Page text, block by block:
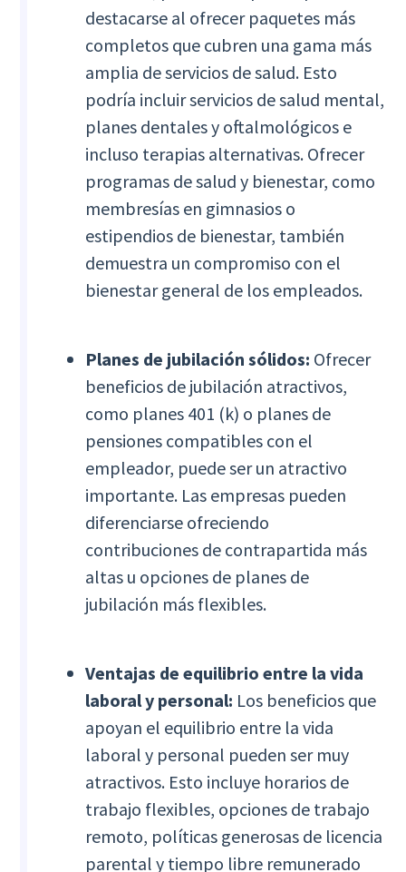
destacarse al ofrecer paquetes más
completos que cubren una gama más
amplia de servicios de salud. Esto
podría incluir servicios de salud mental,
planes dentales y oftalmológicos e
incluso terapias alternativas. Ofrecer
programas de salud y bienestar, como
membresías en gimnasios o
estipendios de bienestar, también
demuestra un compromiso con el
bienestar general de los empleados.
Planes de jubilación sólidos: Ofrecer
beneficios de jubilación atractivos,
como planes 401 (k) o planes de
pensiones compatibles con el
empleador, puede ser un atractivo
importante. Las empresas pueden
diferenciarse ofreciendo
contribuciones de contrapartida más
altas u opciones de planes de
jubilación más flexibles.
Ventajas de equilibrio entre la vida
laboral y personal: Los beneficios que
apoyan el equilibrio entre la vida
laboral y personal pueden ser muy
atractivos. Esto incluye horarios de
trabajo flexibles, opciones de trabajo
remoto, políticas generosas de licencia
parental y tiempo libre remunerado